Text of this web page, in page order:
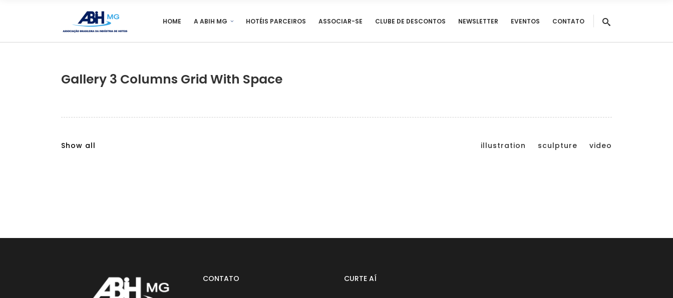
HOME A ABIH MG HOTÉIS PARCEIROS ASSOCIAR-SE CLUBE DE DESCONTOS NEWSLETTER EVENTOS CONTATO
Gallery 3 Columns Grid With Space
Show all illustration sculpture video
CONTATO CURTE AÍ